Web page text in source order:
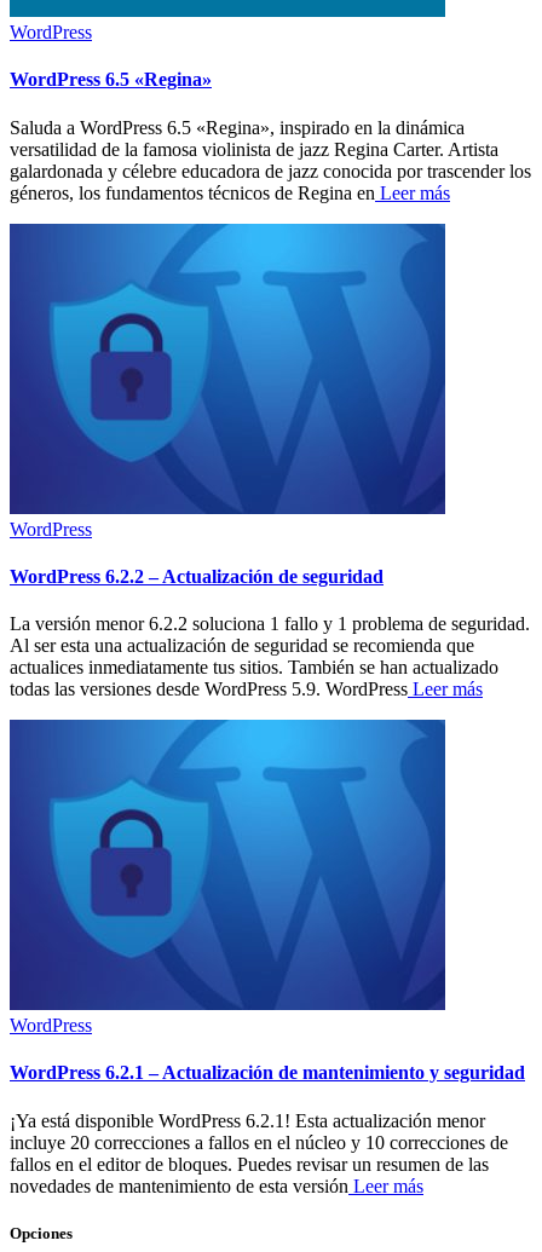
WordPress
WordPress 6.5 «Regina»
Saluda a WordPress 6.5 «Regina», inspirado en la dinámica
versatilidad de la famosa violinista de jazz Regina Carter. Artista
galardonada y célebre educadora de jazz conocida por trascender los
géneros, los fundamentos técnicos de Regina en Leer más
WordPress
WordPress 6.2.2 – Actualización de seguridad
La versión menor 6.2.2 soluciona 1 fallo y 1 problema de seguridad.
Al ser esta una actualización de seguridad se recomienda que
actualices inmediatamente tus sitios. También se han actualizado
todas las versiones desde WordPress 5.9. WordPress Leer más
WordPress
WordPress 6.2.1 – Actualización de mantenimiento y seguridad
¡Ya está disponible WordPress 6.2.1! Esta actualización menor
incluye 20 correcciones a fallos en el núcleo y 10 correcciones de
fallos en el editor de bloques. Puedes revisar un resumen de las
novedades de mantenimiento de esta versión Leer más
Opciones